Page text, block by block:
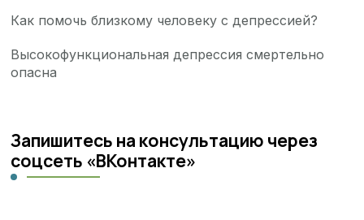
Как помочь близкому человеку с депрессией?
Высокофункциональная депрессия смертельно
опасна
Запишитесь на консультацию через
соцсеть «ВКонтакте»